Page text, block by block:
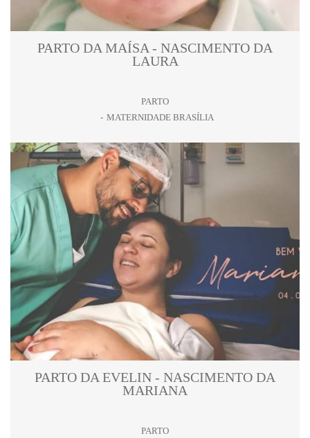
PARTO DA MAÍSA - NASCIMENTO DA
LAURA
PARTO
MATERNIDADE BRASÍLIA
PARTO DA EVELIN - NASCIMENTO DA
MARIANA
PARTO